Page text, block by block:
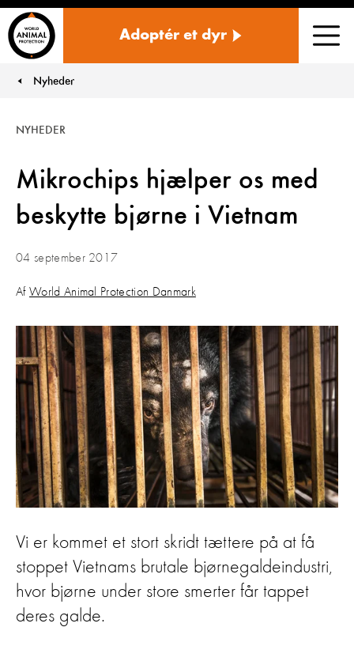
Adoptér et dyr
You are here:
Nyheder
Mikrochips hjælper os med
beskytte bjørne i Vietnam
NYHEDER
04 september 2017
Af World Animal Protection Danmark
Vi er kommet et stort skridt tættere på at få
stoppet Vietnams brutale bjørnegaldeindustri,
hvor bjørne under store smerter får tappet
deres galde.